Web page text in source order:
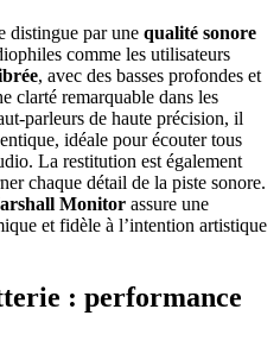
distingue par une qualité sonore
comme les utilisateurs
, avec des basses profondes et
clarté remarquable dans les
parleurs de haute précision, il
idéale pour écouter tous
La restitution est également
chaque détail de la piste sonore.
Monitor assure une
et fidèle à l’intention artistique
: performance